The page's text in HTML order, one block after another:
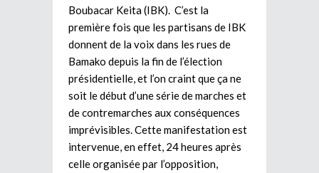
Boubacar Keita (IBK). C’est la
première fois que les partisans de IBK
donnent de la voix dans les rues de
Bamako depuis la fin de l’élection
présidentielle, et l’on craint que ça ne
soit le début d’une série de marches et
de contremarches aux conséquences
imprévisibles. Cette manifestation est
intervenue, en effet, 24 heures après
celle organisée par l’opposition,